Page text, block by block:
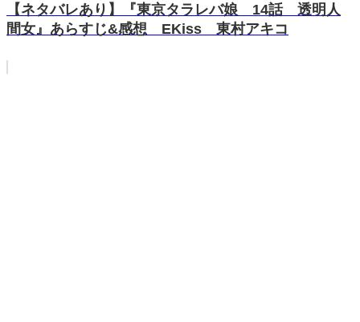
【ネタバレあり】『東京タラレバ娘 14話 透明人
間女』あらすじ&感想 EKiss 東村アキコ